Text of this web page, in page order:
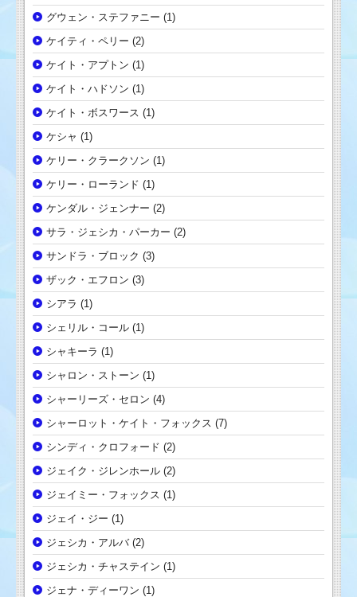
グウェン・ステファニー (1)
ケイティ・ペリー (2)
ケイト・アプトン (1)
ケイト・ハドソン (1)
ケイト・ボスワース (1)
ケシャ (1)
ケリー・クラークソン (1)
ケリー・ローランド (1)
ケンダル・ジェンナー (2)
サラ・ジェシカ・パーカー (2)
サンドラ・ブロック (3)
ザック・エフロン (3)
シアラ (1)
シェリル・コール (1)
シャキーラ (1)
シャロン・ストーン (1)
シャーリーズ・セロン (4)
シャーロット・ケイト・フォックス (7)
シンディ・クロフォード (2)
ジェイク・ジレンホール (2)
ジェイミー・フォックス (1)
ジェイ・ジー (1)
ジェシカ・アルバ(2)
ジェシカ・チャステイン (1)
ジェナ・ディーワン (1)